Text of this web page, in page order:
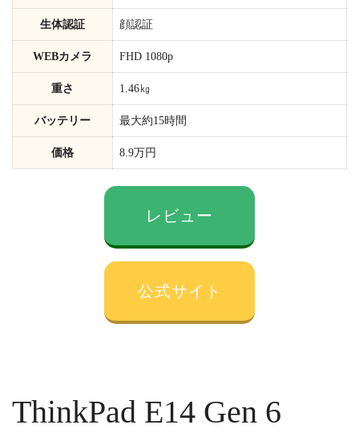
生体認証 顔認証
WEBカメラ FHD 1080p
重さ 1.46㎏
バッテリー 最大約15時間
価格 8.9万円
レビュー
公式サイト
ThinkPad E14 Gen 6